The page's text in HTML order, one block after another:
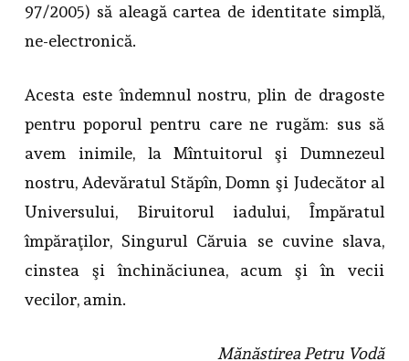
97/2005) să aleagă cartea de identitate simplă,
ne-electronică.
Acesta este îndemnul nostru, plin de dragoste
pentru poporul pentru care ne rugăm: sus să
avem inimile, la Mîntuitorul şi Dumnezeul
nostru, Adevăratul Stăpîn, Domn şi Judecător al
Universului, Biruitorul iadului, Împăratul
împăraţilor, Singurul Căruia se cuvine slava,
cinstea şi închinăciunea, acum şi în vecii
vecilor, amin.
Mănăstirea Petru Vodă